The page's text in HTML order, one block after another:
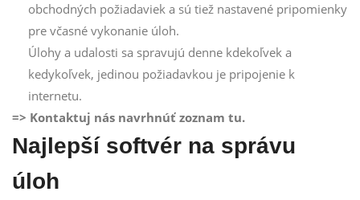
obchodných požiadaviek a sú tiež nastavené pripomienky
pre včasné vykonanie úloh.
Úlohy a udalosti sa spravujú denne kdekoľvek a
kedykoľvek, jedinou požiadavkou je pripojenie k
internetu.
=> Kontaktuj nás navrhnúť zoznam tu.
Najlepší softvér na správu
úloh